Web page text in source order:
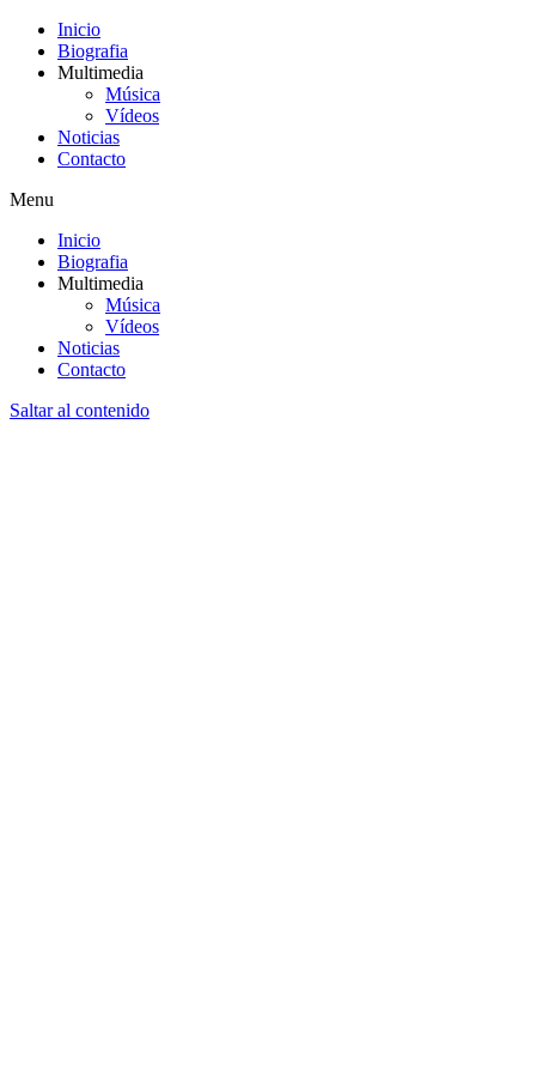
Inicio
Biografia
Multimedia
Música
Vídeos
Noticias
Contacto
Menu
Inicio
Biografia
Multimedia
Música
Vídeos
Noticias
Contacto
Saltar al contenido